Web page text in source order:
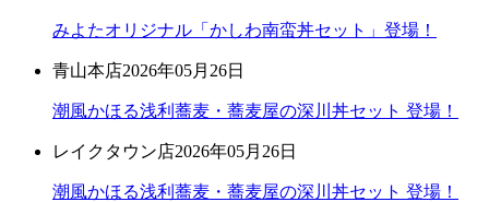
みよたオリジナル「かしわ南蛮丼セット」登場！
青山本店2026年05月26日
潮風かほる浅利蕎麦・蕎麦屋の深川丼セット 登場！
レイクタウン店2026年05月26日
潮風かほる浅利蕎麦・蕎麦屋の深川丼セット 登場！